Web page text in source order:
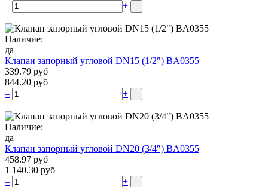
–
+
Наличие:
да
Клапан запорный угловой DN15 (1/2″) BA0355
339.79 руб
844.20 руб
–
+
Наличие:
да
Клапан запорный угловой DN20 (3/4″) BA0355
458.97 руб
1 140.30 руб
–
+